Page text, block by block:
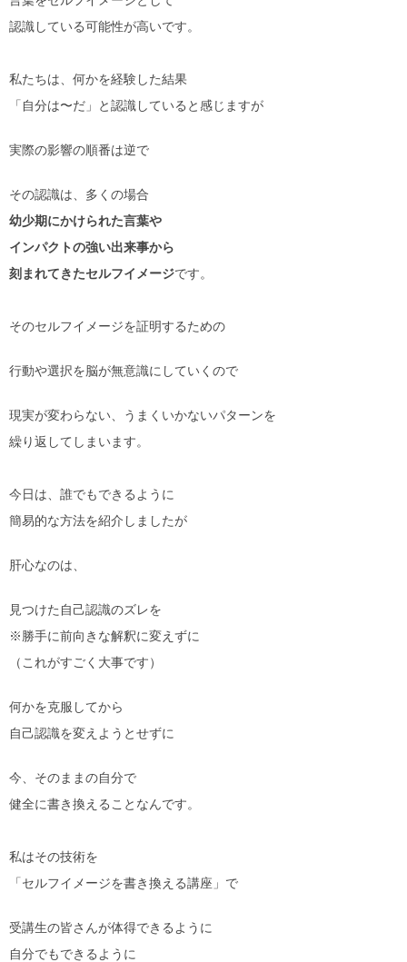
認識している可能性が高いです。
私たちは、何かを経験した結果
「自分は〜だ」と認識していると感じますが
実際の影響の順番は逆で
その認識は、多くの場合
幼少期にかけられた言葉や
インパクトの強い出来事から
刻まれてきたセルフイメージです。
そのセルフイメージを証明するための
行動や選択を脳が無意識にしていくので
現実が変わらない、うまくいかないパターンを
繰り返してしまいます。
今日は、誰でもできるように
簡易的な方法を紹介しましたが
肝心なのは、
見つけた自己認識のズレを
※勝手に前向きな解釈に変えずに
（これがすごく大事です）
何かを克服してから
自己認識を変えようとせずに
今、そのままの自分で
健全に書き換えることなんです。
私はその技術を
「セルフイメージを書き換える講座」で
受講生の皆さんが体得できるように
自分でもできるように